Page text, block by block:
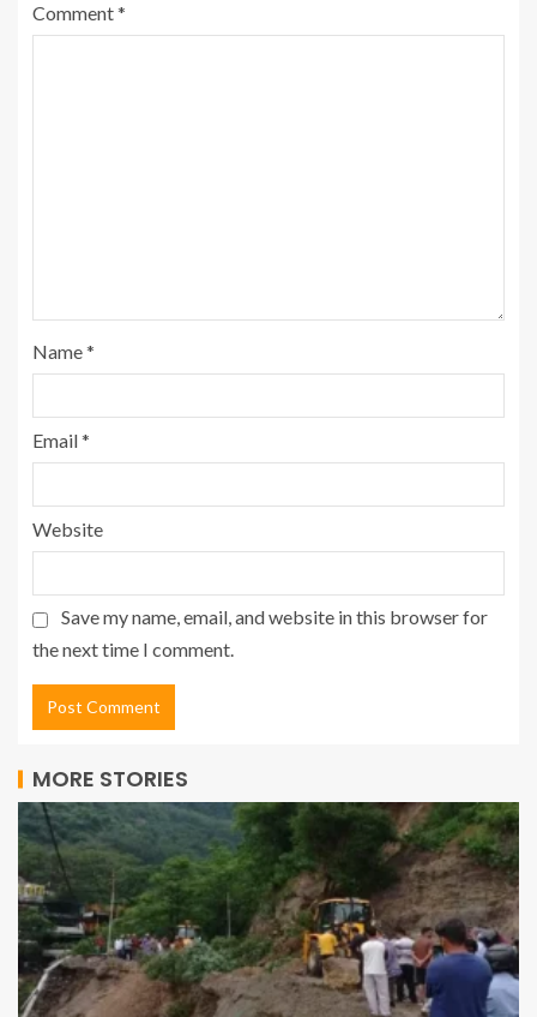
Comment*
Name*
Email*
Website
Save my name, email, and website in this browser for
the next time I comment.
MORE STORIES